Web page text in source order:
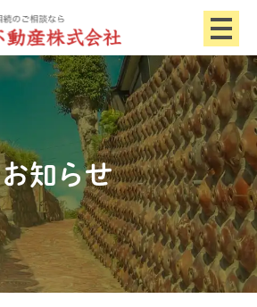
お知らせ